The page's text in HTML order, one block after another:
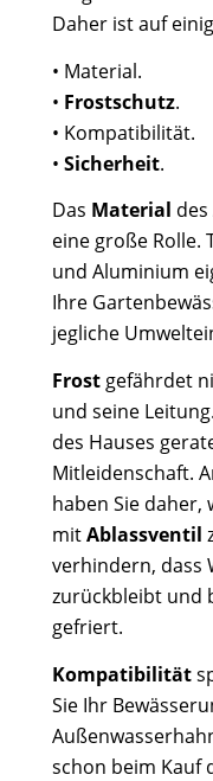
Daher ist auf
• Material.
• Frostschutz.
• Kompatibilität.
• Sicherheit.
Das Material
eine große Rolle.
und Aluminium
Ihre
jegliche
Frostgefährdet
und seine
des Hauses
Mitleidenschaft.
haben Sie daher,
mitAblassventil
verhindern, dass
zurückbleibt und
gefriert.
Kompatibilität
Sie Ihr
schon beim Kauf